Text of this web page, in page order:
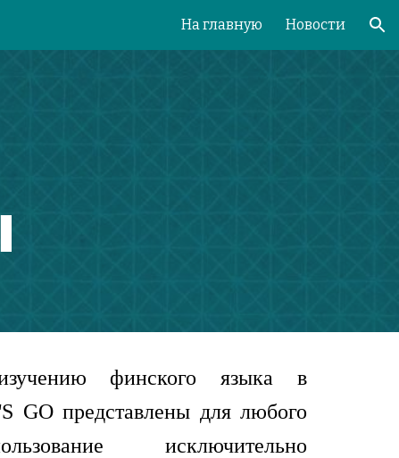
На главную Новости
финского языка в
GO представлены для любого
исключительно